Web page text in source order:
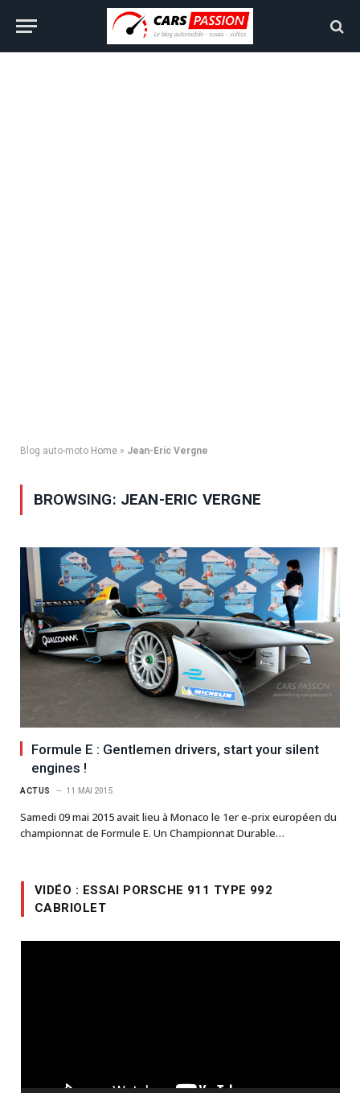
Blog auto-moto Home » Jean-Eric Vergne
BROWSING: JEAN-ERIC VERGNE
Formule E : Gentlemen drivers, start your silent
engines !
ACTUS 11 MAI 2015
Samedi 09 mai 2015 avait lieu à Monaco le 1er e-prix européen du
championnat de Formule E. Un Championnat Durable…
VIDÉO : ESSAI PORSCHE 911 TYPE 992
CABRIOLET